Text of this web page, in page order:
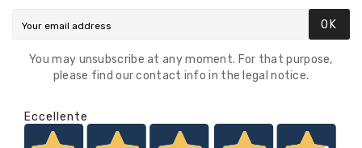
OK
You may unsubscribe at any moment. For that purpose,
please find our contact info in the legal notice.
Eccellente